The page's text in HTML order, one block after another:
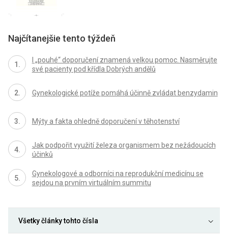
Najčítanejšie tento týždeň
I „pouhé“ doporučení znamená velkou pomoc. Nasměrujte
své pacienty pod křídla Dobrých andělů
Gynekologické potíže pomáhá účinně zvládat benzydamin
Mýty a fakta ohledně doporučení v těhotenství
Jak podpořit využití železa organismem bez nežádoucích
účinků
Gynekologové a odborníci na reprodukční medicínu se
sejdou na prvním virtuálním summitu
Všetky články tohto čísla